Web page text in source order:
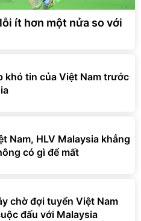
ít hơn một nửa so với
khó tin của Việt Nam trước
Nam, HLV Malaysia khẳng
có gì để mất
chờ đợi tuyển Việt Nam
đấu với Malaysia